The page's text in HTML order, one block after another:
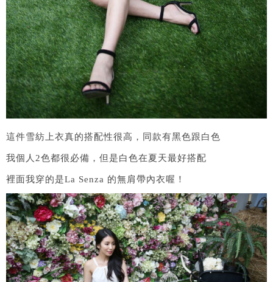
這件雪紡上衣真的搭配性很高，同款有黑色跟白色
我個人2色都很必備，但是白色在夏天最好搭配
裡面我穿的是La Senza 的無肩帶內衣喔！